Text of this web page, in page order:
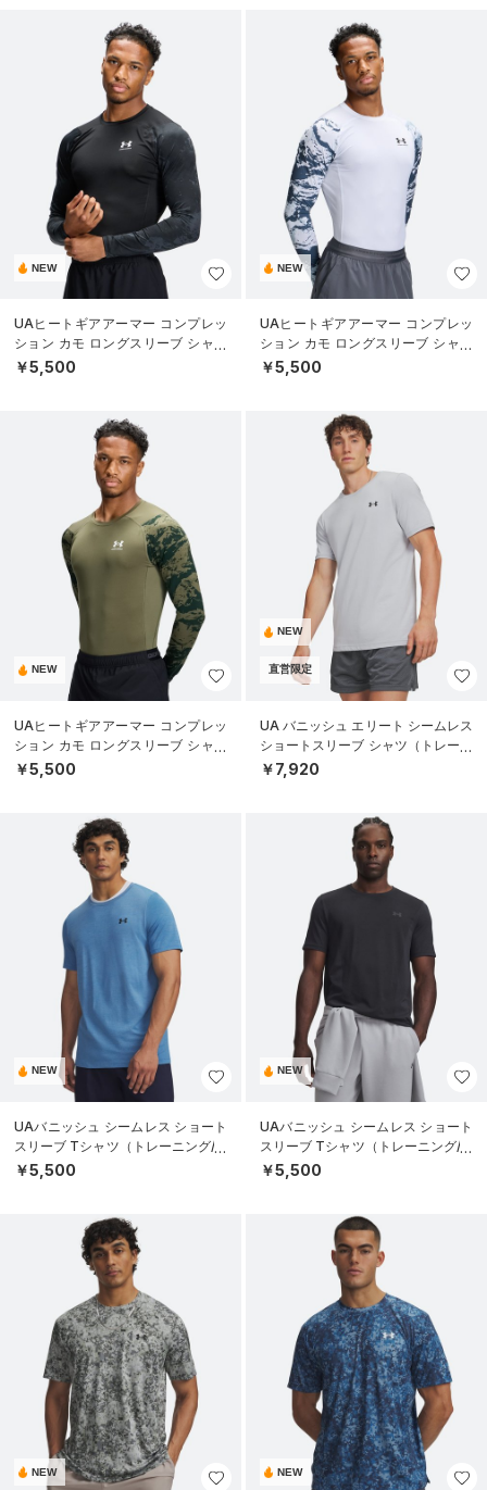
NEW
UAヒートギアアーマー コンプレッ
ション カモ ロングスリーブ シャツ
（トレーニング/MEN）
￥5,500
NEW
UAヒートギアアーマー コンプレッ
ション カモ ロングスリーブ シャツ
（トレーニング/MEN）
￥5,500
NEW
UAヒートギアアーマー コンプレッ
ション カモ ロングスリーブ シャツ
（トレーニング/MEN）
￥5,500
NEW
直営限定
UA バニッシュ エリート シームレス
ショートスリーブ シャツ（トレーニ
ング/MEN）
￥7,920
NEW
UAバニッシュ シームレス ショート
スリーブ Tシャツ（トレーニング/M
EN）
￥5,500
NEW
UAバニッシュ シームレス ショート
スリーブ Tシャツ（トレーニング/M
EN）
￥5,500
NEW NEW